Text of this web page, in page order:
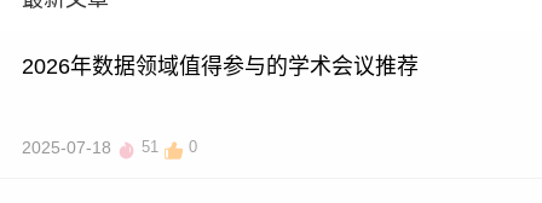
2026年数据领域值得参与的学术会议推荐
2025-07-18 51 0